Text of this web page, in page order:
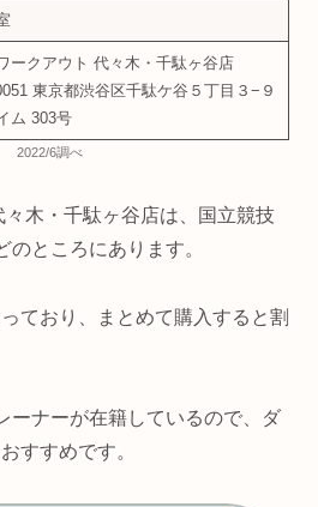
ークアウト 代々木・千駄ヶ谷店
東京都渋谷区千駄ケ谷５丁目３−９
ム 303号
2022/6調べ
々木・千駄ヶ谷店は、国立競技
ところにあります。
ており、まとめて購入すると割
ーナーが在籍しているので、ダ
すすめです。